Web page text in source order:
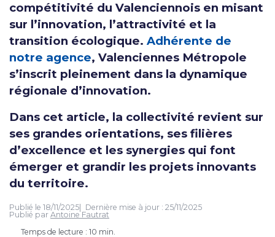
compétitivité du Valenciennois en misant
sur l’innovation, l’attractivité et la
transition écologique. Adhérente de
notre agence, Valenciennes Métropole
s’inscrit pleinement dans la dynamique
régionale d’innovation.
Dans cet article, la collectivité revient sur
ses grandes orientations, ses filières
d’excellence et les synergies qui font
émerger et grandir les projets innovants
du territoire.
Publié le 18/11/2025 Dernière mise à jour : 25/11/2025
Publié par Antoine Fautrat
Temps de lecture : 10 min.